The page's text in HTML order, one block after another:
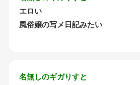
エロい
風俗嬢の写メ日記みたい
名無しのギガりすと